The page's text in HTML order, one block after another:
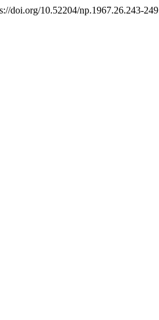
doi.org/10.52204/np.1967.26.243-249